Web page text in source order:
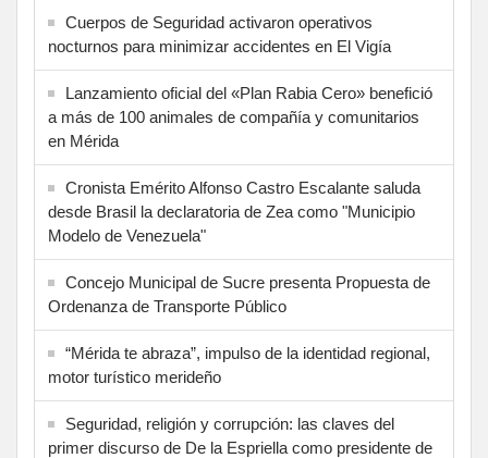
Cuerpos de Seguridad activaron operativos
nocturnos para minimizar accidentes en El Vigía
Lanzamiento oficial del «Plan Rabia Cero» benefició
a más de 100 animales de compañía y comunitarios
en Mérida
Cronista Emérito Alfonso Castro Escalante saluda
desde Brasil la declaratoria de Zea como "Municipio
Modelo de Venezuela"
Concejo Municipal de Sucre presenta Propuesta de
Ordenanza de Transporte Público
“Mérida te abraza”, impulso de la identidad regional,
motor turístico merideño
Seguridad, religión y corrupción: las claves del
primer discurso de De la Espriella como presidente de